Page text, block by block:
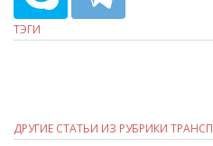
ТЭГИ
ДРУГИЕ СТАТЬИ ИЗ РУБРИКИ